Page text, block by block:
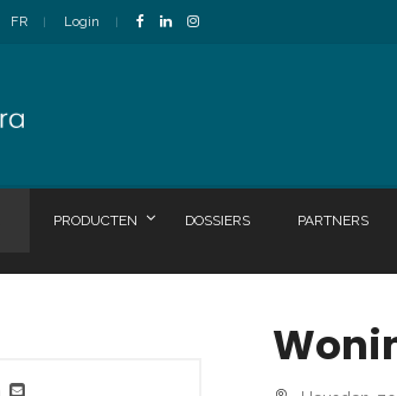
FR Login
PRODUCTEN DOSSIERS PARTNERS